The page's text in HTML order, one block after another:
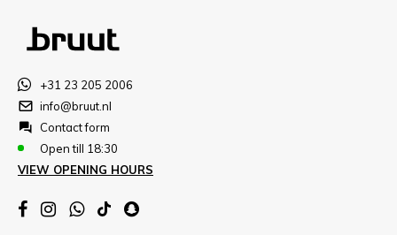
+31 23 205 2006
info@bruut.nl
Contact form
Open till 18:30
VIEW OPENING HOURS